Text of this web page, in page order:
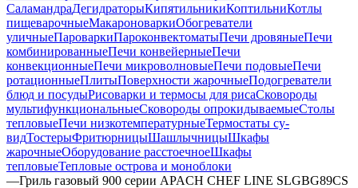
СаламандраДегидраторыКипятильникиКоптильниКотлы
пищеварочныеМакароноваркиОбогреватели
уличныеПароваркиПароконвектоматыПечи дровяныеПечи
комбинированныеПечи конвейерныеПечи
конвекционныеПечи микроволновыеПечи подовыеПечи
ротационныеПлитыПоверхности жарочныеПодогреватели
блюд и посудыРисоварки и термосы для рисаСковороды
мультифункциональныеСковороды опрокидываемыеСтолы
тепловыеПечи низкотемпературныеТермостаты су-
видТостерыФритюрницыШашлычницыШкафы
жарочныеОборудование расстоечноеШкафы
тепловыеТепловые острова и моноблоки
—Гриль газовый 900 серии APACH CHEF LINE SLGBG89CS